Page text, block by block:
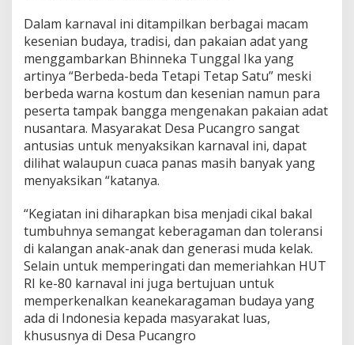
Dalam karnaval ini ditampilkan berbagai macam
kesenian budaya, tradisi, dan pakaian adat yang
menggambarkan Bhinneka Tunggal Ika yang
artinya “Berbeda-beda Tetapi Tetap Satu” meski
berbeda warna kostum dan kesenian namun para
peserta tampak bangga mengenakan pakaian adat
nusantara. Masyarakat Desa Pucangro sangat
antusias untuk menyaksikan karnaval ini, dapat
dilihat walaupun cuaca panas masih banyak yang
menyaksikan “katanya.
“Kegiatan ini diharapkan bisa menjadi cikal bakal
tumbuhnya semangat keberagaman dan toleransi
di kalangan anak-anak dan generasi muda kelak.
Selain untuk memperingati dan memeriahkan HUT
RI ke-80 karnaval ini juga bertujuan untuk
memperkenalkan keanekaragaman budaya yang
ada di Indonesia kepada masyarakat luas,
khususnya di Desa Pucangro